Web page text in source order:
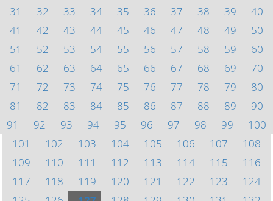
31
32 33 34 35 36 37 38 39
40
41
42 43 44 45 46 47 48 49
50
51
52 53 54 55 56 57 58 59
60
61
62 63 64 65 66 67 68 69
70
71
72 73 74 75 76 77 78 79
80
81
82 83 84 85 86 87 88 89
90
91
92 93 94 95 96 97 98 99
100
101
102 103 104 105 106 107
108
109
110 111 112 113 114 115
116
117
118 119 120 121 122 123
124